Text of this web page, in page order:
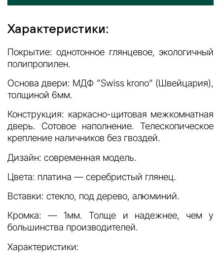
Характеристики:
Покрытие: однотонное глянцевое, экологичный
полипропилен.
Основа двери: МДФ ”Swiss krono” (Швейцария),
толщиной 6мм.
Конструкция: каркасно-щитовая межкомнатная
дверь. Сотовое наполнение. Телескопическое
крепление наличников без гвоздей.
Дизайн: современная модель.
Цвета: платина — серебристый глянец.
Вставки: стекло, под дерево, алюминий.
Кромка: — 1мм. Толще и надежнее, чем у
большинства производителей.
Характеристики: